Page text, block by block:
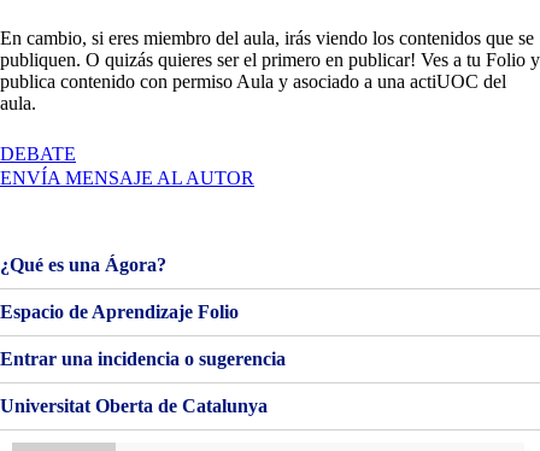
En cambio, si eres miembro del aula, irás viendo los contenidos que se
publiquen. O quizás quieres ser el primero en publicar! Ves a tu Folio y
publica contenido con permiso Aula y asociado a una actiUOC del
aula.
DEBATE
BIENVENIDOS
ENVÍA MENSAJE AL AUTOR
¿Qué es una Ágora?
Espacio de Aprendizaje Folio
Entrar una incidencia o sugerencia
Universitat Oberta de Catalunya